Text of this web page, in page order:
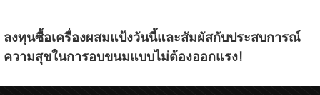
ลงทุนซื้อเครื่องผสมแป้งวันนี้และสัมผัสกับประสบการณ์
ความสุขในการอบขนมแบบไม่ต้องออกแรง!